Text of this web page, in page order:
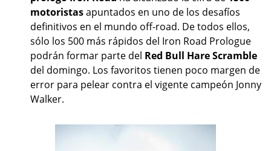
motoristasapuntados en uno de los desafíos
definitivos en el mundo off-road. De todos ellos,
sólo los 500 más rápidos del Iron Road Prologue
podrán formar parte del Red Bull Hare Scramble
del domingo. Los favoritos tienen poco margen de
error para pelear contra el vigente campeón Jonny
Walker.